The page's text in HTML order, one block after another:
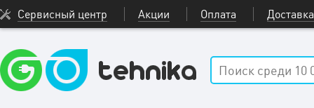
Сервисный центр Акции Оплата Доставка